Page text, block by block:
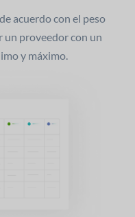
acuerdo con el peso
un proveedor con un
y máximo.